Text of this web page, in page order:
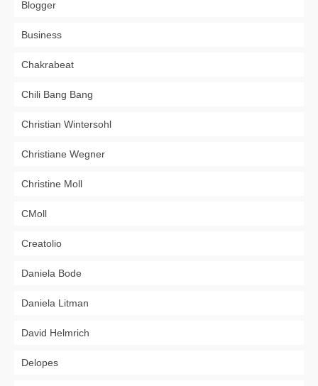
Blogger
Business
Chakrabeat
Chili Bang Bang
Christian Wintersohl
Christiane Wegner
Christine Moll
CMoll
Creatolio
Daniela Bode
Daniela Litman
David Helmrich
Delopes